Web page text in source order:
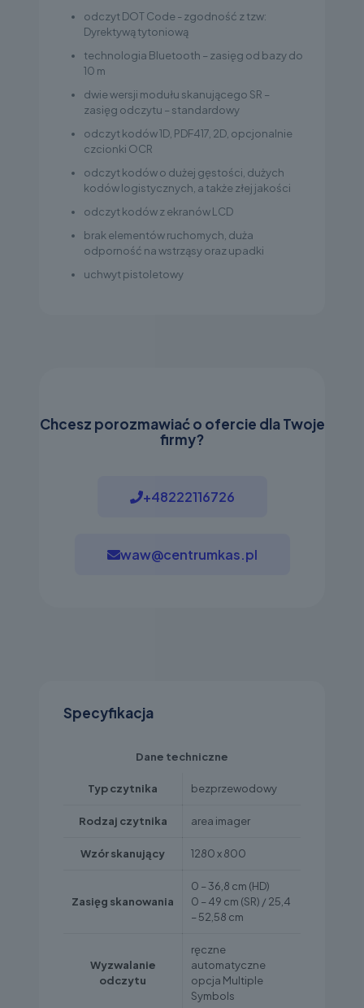
odczyt DOT Code - zgodność z tzw:
Dyrektywą tytoniową
technologia Bluetooth – zasięg od bazy do
10 m
dwie wersji modułu skanującego SR –
zasięg odczytu – standardowy
odczyt kodów 1D, PDF417, 2D, opcjonalnie
czcionki OCR
odczyt kodów o dużej gęstości, dużych
kodów logistycznych, a także złej jakości
odczyt kodów z ekranów LCD
brak elementów ruchomych, duża
odporność na wstrząsy oraz upadki
uchwyt pistoletowy
Chcesz porozmawiać o ofercie dla Twoje
firmy?
+48222116726
waw@centrumkas.pl
Specyfikacja
Dane techniczne
Typ czytnika bezprzewodowy
Rodzaj czytnika area imager
Wzór skanujący 1280 x 800
Zasięg skanowania
0 – 36,8 cm (HD)
0 – 49 cm (SR) / 25,4
– 52,58 cm
Wyzwalanie
odczytu
ręczne
automatyczne
opcja Multiple
Symbols